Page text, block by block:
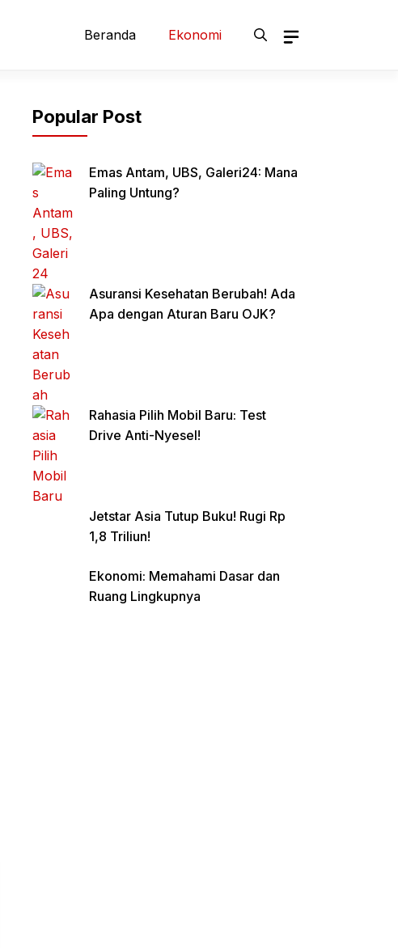
Beranda Ekonomi
Popular Post
Emas Antam, UBS, Galeri24: Mana
Paling Untung?
Asuransi Kesehatan Berubah! Ada
Apa dengan Aturan Baru OJK?
Rahasia Pilih Mobil Baru: Test
Drive Anti-Nyesel!
Jetstar Asia Tutup Buku! Rugi Rp
1,8 Triliun!
Ekonomi: Memahami Dasar dan
Ruang Lingkupnya